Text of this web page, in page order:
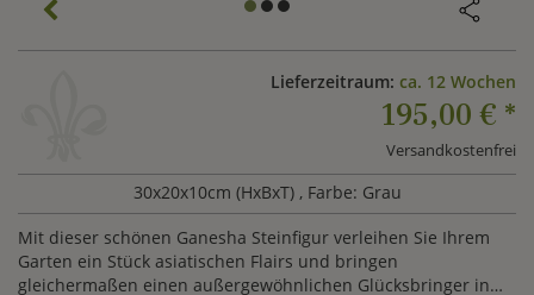
Lieferzeitraum: ca. 12 Wochen
195,00 € *
Versandkostenfrei
30x20x10cm (HxBxT) , Farbe: Grau
Mit dieser schönen Ganesha Steinfigur verleihen Sie Ihrem
Garten ein Stück asiatischen Flairs und bringen
gleichermaßen einen außergewöhnlichen Glücksbringer in